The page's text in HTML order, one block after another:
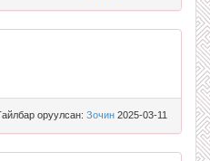
оруулсан: Зочин 2025-03-11